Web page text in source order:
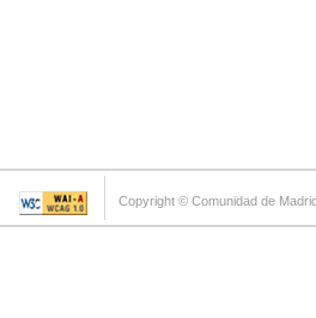
Copyright © Comunidad de